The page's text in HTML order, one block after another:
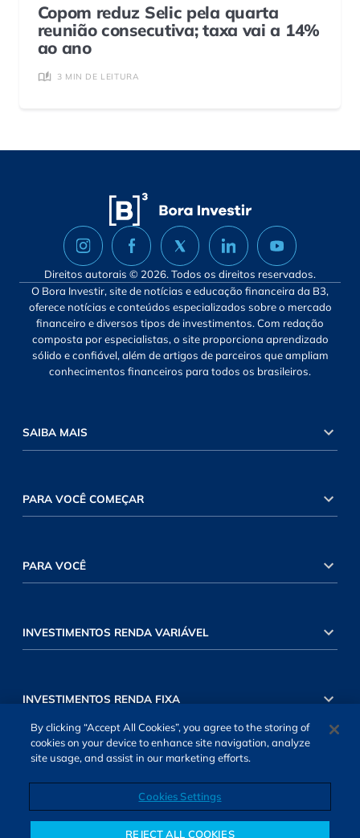
Copom reduz Selic pela quarta
reunião consecutiva; taxa vai a 14%
ao ano
3 MIN DE LEITURA
Direitos autorais © 2026. Todos os direitos reservados.
O Bora Investir, site de notícias e educação financeira da B3,
oferece notícias e conteúdos especializados sobre o mercado
financeiro e diversos tipos de investimentos. Com redação
composta por especialistas, o site proporciona aprendizado
sólido e confiável, além de artigos de parceiros que ampliam
conhecimentos financeiros para todos os brasileiros.
SAIBA MAIS
PARA VOCÊ COMEÇAR
PARA VOCÊ
INVESTIMENTOS RENDA VARIÁVEL
INVESTIMENTOS RENDA FIXA
Cookies Settings
By clicking “Accept All Cookies”, you agree to the storing of
cookies on your device to enhance site navigation, analyze
site usage, and assist in our marketing efforts.
Cookies Settings
REJECT ALL COOKIES